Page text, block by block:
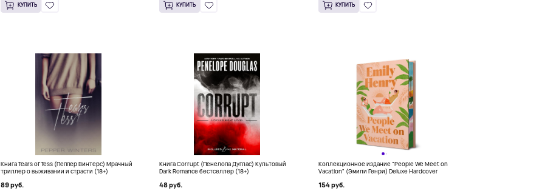
КУПИТЬ КУПИТЬ КУПИТЬ
Книга Tears of Tess (Пеппер Винтерс) Мрачный
триллер о выживании и страсти (18+)
89 руб.
Книга Corrupt (Пенелопа Дуглас) Культовый
Dark Romance бестселлер (18+)
48 руб.
Коллекционное издание "People We Meet on
Vacation" (Эмили Генри) Deluxe Hardcover
154 руб.